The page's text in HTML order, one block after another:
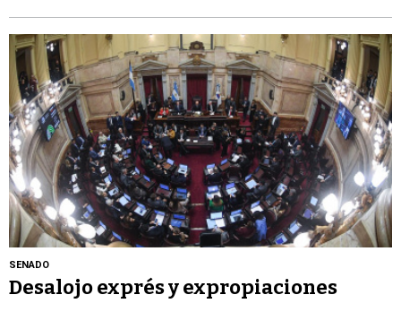
SENADO
Desalojo exprés y expropiaciones